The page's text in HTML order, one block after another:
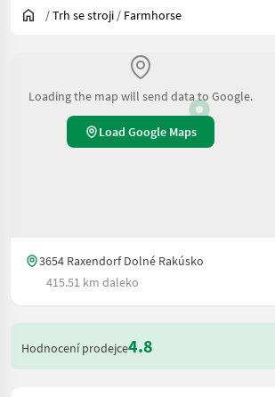
/Trh se stroji / Farmhorse
Loading the map will send data to Google.
Load Google Maps
3654 Raxendorf Dolné Rakúsko
415.51 km daleko
Hodnocení prodejce4.8